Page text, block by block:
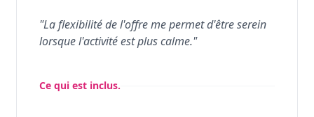
"La flexibilité de l'offre me permet d'être serein
lorsque l'activité est plus calme."
Ce qui est inclus.